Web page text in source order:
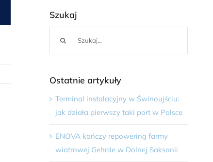
Szukaj
Ostatnie artykuły
Terminal instalacyjny w Świnoujściu:
jak działa pierwszy taki port w Polsce
ENOVA kończy repowering farmy
wiatrowej Gehrde w Dolnej Saksonii